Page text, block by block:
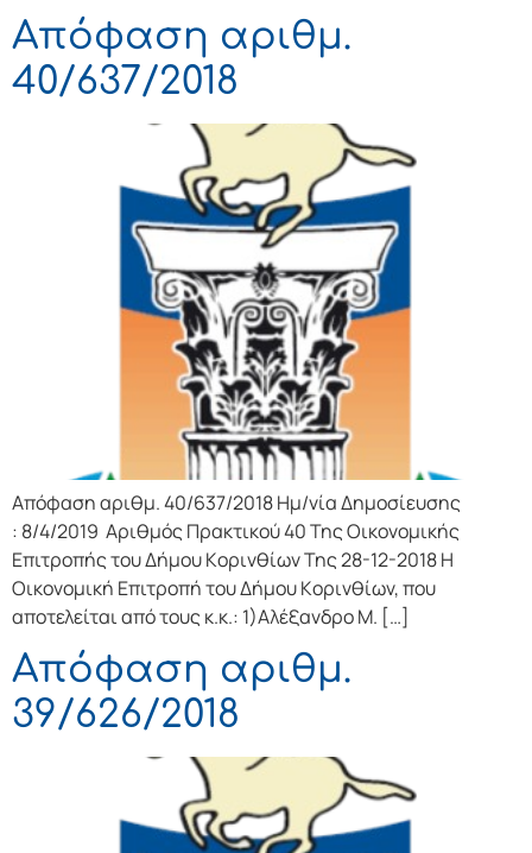
Απόφαση αριθμ.
40/637/2018
Απόφαση αριθμ. 40/637/2018 Ημ/νία Δημοσίευσης
: 8/4/2019 Αριθμός Πρακτικού 40 Της Οικονομικής
Επιτρoπής τoυ Δήμoυ Κoριvθίωv Της 28-12-2018 Η
Οικονομική Επιτρoπή τoυ Δήμoυ Κoριvθίωv, πoυ
απoτελείται από τoυς κ.κ.: 1)Αλέξανδρο Μ. […]
Απόφαση αριθμ.
39/626/2018